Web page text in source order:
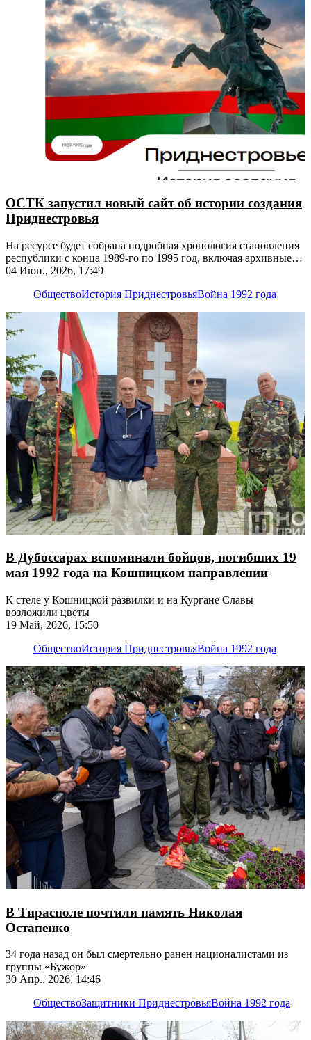
ОСТК запустил новый сайт об истории создания
Приднестровья
На ресурсе будет собрана подробная хронология становления
республики с конца 1989-го по 1995 год, включая архивные
документы и фотографии
04 Июн., 2026, 17:49
ОбществоИстория ПриднестровьяВойна 1992 года
В Дубоссарах вспоминали бойцов, погибших 19
мая 1992 года на Кошницком направлении
К стеле у Кошницкой развилки и на Кургане Славы
возложили цветы
19 Май, 2026, 15:50
ОбществоИстория ПриднестровьяВойна 1992 года
В Тирасполе почтили память Николая
Остапенко
34 года назад он был смертельно ранен националистами из
группы «Бужор»
30 Апр., 2026, 14:46
ОбществоЗащитники ПриднестровьяВойна 1992 года